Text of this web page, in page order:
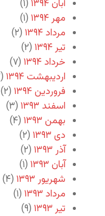
آبان ۱۳۹۴
(۱)
مهر ۱۳۹۴
(۱)
مرداد ۱۳۹۴
(۲)
تیر ۱۳۹۴
(۲)
خرداد ۱۳۹۴
(۷)
اردیبهشت ۱۳۹۴
(۲)
فروردین ۱۳۹۴
(۲)
اسفند ۱۳۹۳
(۳)
بهمن ۱۳۹۳
(۴)
دی ۱۳۹۳
(۲)
آذر ۱۳۹۳
(۲)
آبان ۱۳۹۳
(۱)
شهریور ۱۳۹۳
(۴)
مرداد ۱۳۹۳
(۱)
تیر ۱۳۹۳
(۹)